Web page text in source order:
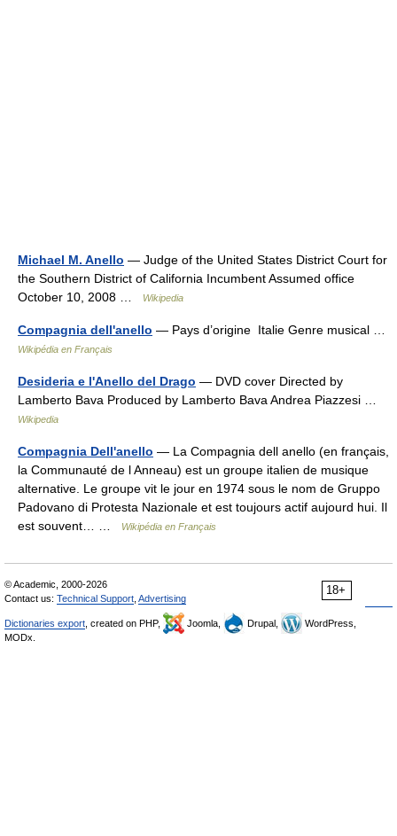
Michael M. Anello — Judge of the United States District Court for
the Southern District of California Incumbent Assumed office
October 10, 2008 …
Wikipedia
Compagnia dell'anello — Pays d’origine Italie Genre musical …
Wikipédia en Français
Desideria e l'Anello del Drago — DVD cover Directed by
Lamberto Bava Produced by Lamberto Bava Andrea Piazzesi …
Wikipedia
Compagnia Dell'anello — La Compagnia dell anello (en français,
la Communauté de l Anneau) est un groupe italien de musique
alternative. Le groupe vit le jour en 1974 sous le nom de Gruppo
Padovano di Protesta Nazionale et est toujours actif aujourd hui. Il
est souvent… …
Wikipédia en Français
18+
© Academic, 2000-2026
Contact us: Technical Support Advertising
Dictionaries export , created on PHP, Joomla, Drupal,
WordPress,
MODx.